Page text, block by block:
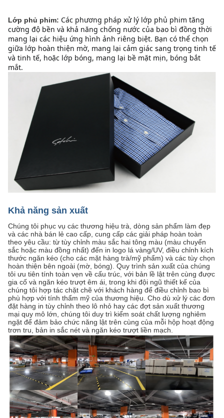
Lớp phủ phim: Các phương pháp xử lý lớp phủ phim tăng
cường độ bền và khả năng chống nước của bao bì đồng thời
mang lại các hiệu ứng hình ảnh riêng biệt. Bạn có thể chọn
giữa lớp hoàn thiện mờ, mang lại cảm giác sang trọng tinh tế
và tinh tế, hoặc lớp bóng, mang lại bề mặt mịn, bóng bắt
mắt.
Khả năng sản xuất
Chúng tôi phục vụ các thương hiệu trà, dòng sản phẩm làm đẹp
và các nhà bán lẻ cao cấp, cung cấp các giải pháp hoàn toàn
theo yêu cầu: từ tùy chỉnh màu sắc hai tông màu (màu chuyển
sắc hoặc màu đồng nhất) đến in logo lá vàng/UV, điều chỉnh kích
thước ngăn kéo (cho các mặt hàng trà/mỹ phẩm) và các tùy chọn
hoàn thiện bên ngoài (mờ, bóng). Quy trình sản xuất của chúng
tôi ưu tiên tính toàn vẹn về cấu trúc, với bản lề lật trên cùng được
gia cố và ngăn kéo trượt êm ái, trong khi đội ngũ thiết kế của
chúng tôi hợp tác chặt chẽ với khách hàng để điều chỉnh bao bì
phù hợp với tính thẩm mỹ của thương hiệu. Cho dù xử lý các đơn
đặt hàng in tùy chỉnh theo lô nhỏ hay các đợt sản xuất thương
mại quy mô lớn, chúng tôi duy trì kiểm soát chất lượng nghiêm
ngặt để đảm bảo chức năng lật trên cùng của mỗi hộp hoạt động
trơn tru, bản in sắc nét và ngăn kéo trượt liền mạch.